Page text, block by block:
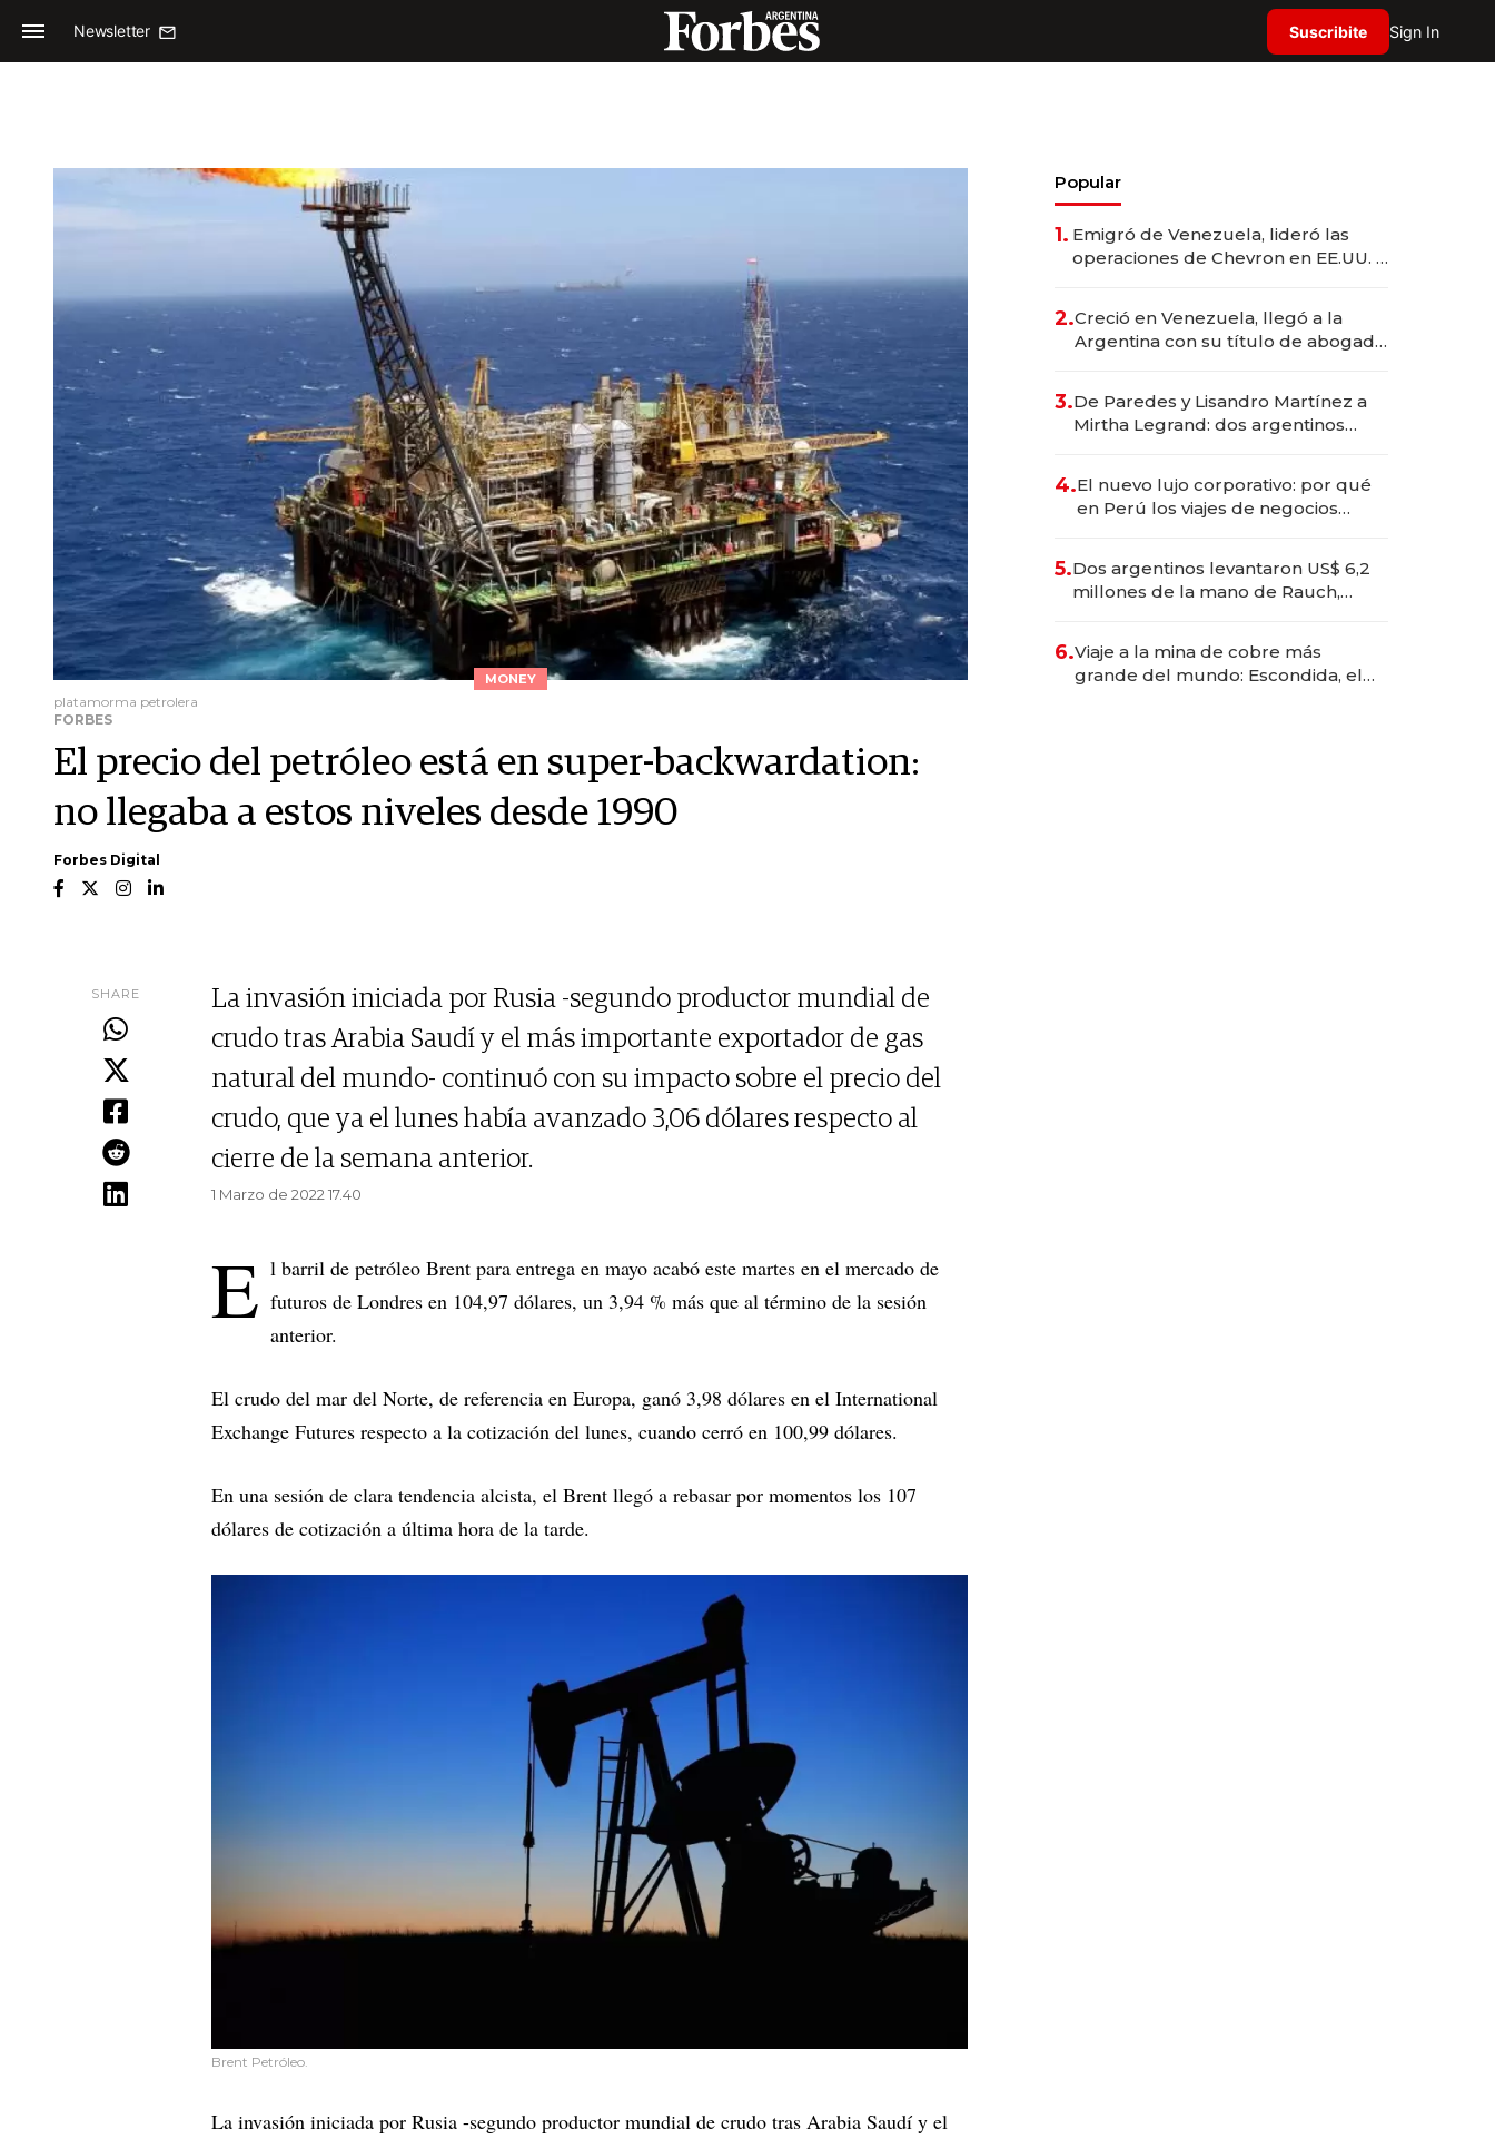
Newsletter Suscribite Sign In
MONEY
platamorma petrolera
FORBES
El precio del petróleo está en super-backwardation:
no llegaba a estos niveles desde 1990
Forbes Digital
SHARE
La invasión iniciada por Rusia -segundo productor mundial de
crudo tras Arabia Saudí y el más importante exportador de gas
natural del mundo- continuó con su impacto sobre el precio del
crudo, que ya el lunes había avanzado 3,06 dólares respecto al
cierre de la semana anterior.
1 Marzo de 2022 17.40
E l barril de petróleo Brent para entrega en mayo acabó este martes en el mercado de
futuros de Londres en 104,97 dólares, un 3,94 % más que al término de la sesión
anterior.
El crudo del mar del Norte, de referencia en Europa, ganó 3,98 dólares en el International
Exchange Futures respecto a la cotización del lunes, cuando cerró en 100,99 dólares.
En una sesión de clara tendencia alcista, el Brent llegó a rebasar por momentos los 107
dólares de cotización a última hora de la tarde.
Brent Petróleo.
La invasión iniciada por Rusia -segundo productor mundial de crudo tras Arabia Saudí y el
Popular
1. Emigró de Venezuela, lideró las
operaciones de Chevron en EE.UU. y
2.Creció en Venezuela, llegó a la
Argentina con su título de abogado
marcas "fast premium"
3.De Paredes y Lisandro Martínez a
Mirtha Legrand: dos argentinos
4.El nuevo lujo corporativo: por qué
en Perú los viajes de negocios
transformadoras
5.Dos argentinos levantaron US$ 6,2
millones de la mano de Rauch,
6.Viaje a la mina de cobre más
grande del mundo: Escondida, el